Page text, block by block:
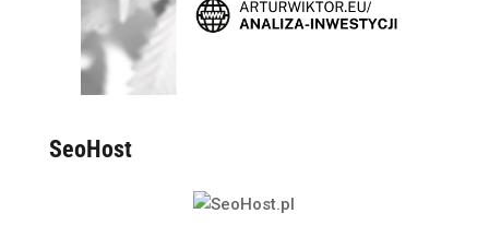
SeoHost